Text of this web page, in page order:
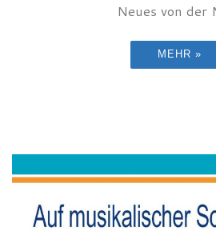
Neues von der
MEHR »